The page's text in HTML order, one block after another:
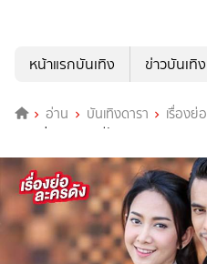
หน้าแรกบันเทิง
ข่าวบันเทิง
อ่าน บันเทิงดารา เรื่องย่อ
ครุฑ ช่อง 7HD (รีรัน)